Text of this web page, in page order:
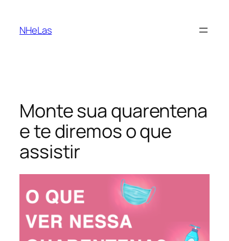
NHeLas
Monte sua quarentena
e te diremos o que
assistir